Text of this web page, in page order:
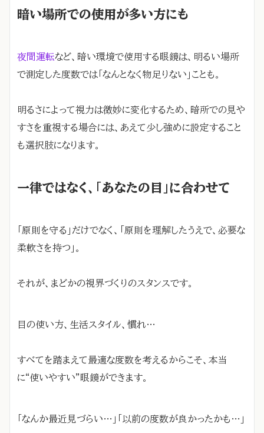
暗い場所での使用が多い方にも
夜間運転など、暗い環境で使用する眼鏡は、明るい場所
で測定した度数では「なんとなく物足りない」ことも。
明るさによって視力は微妙に変化するため、暗所での見や
すさを重視する場合には、あえて少し強めに設定すること
も選択肢になります。
一律ではなく、「あなたの目」に合わせて
「原則を守る」だけでなく、「原則を理解したうえで、必要な
柔軟さを持つ」。
それが、まどかの視界づくりのスタンスです。
目の使い方、生活スタイル、慣れ…
すべてを踏まえて最適な度数を考えるからこそ、本当
に“使いやすい”眼鏡ができます。
「なんか最近見づらい…」「以前の度数が良かったかも…」